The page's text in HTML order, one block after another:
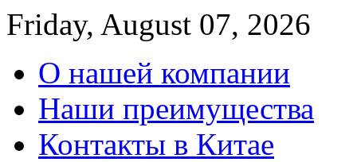
Friday, August 07, 2026
О нашей компании
Наши преимущества
Контакты в Китае